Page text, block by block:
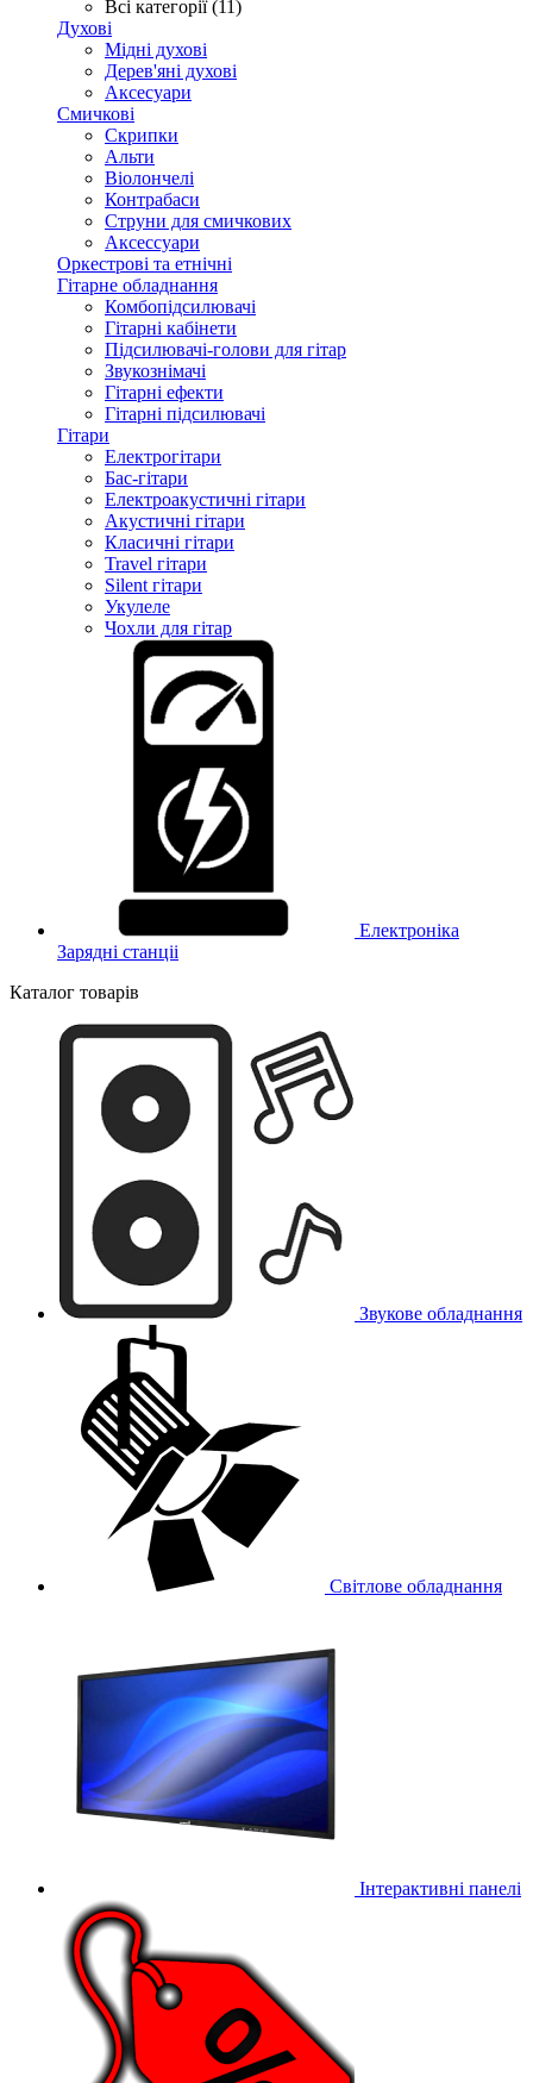
Всі категорії (11)
Духові
Мідні духові
Дерев'яні духові
Аксесуари
Смичкові
Скрипки
Альти
Віолончелі
Контрабаси
Струни для смичкових
Аксеcсуари
Оркестрові та етнічні
Гітарне обладнання
Комбопідсилювачі
Гітарні кабінети
Підсилювачі-голови для гітар
Звукознімачі
Гітарні ефекти
Гітарні підсилювачі
Гітари
Електрогітари
Бас-гітари
Електроакустичні гітари
Акустичні гітари
Класичні гітари
Travel гітари
Silent гітари
Укулеле
Чохли для гітар
Електроніка
Зарядні станціі
Каталог товарів
Звукове обладнання
Світлове обладнання
Інтерактивні панелі